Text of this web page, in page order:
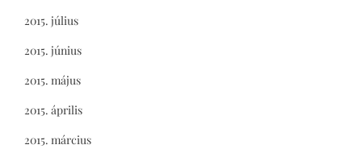
2015. július
2015. június
2015. május
2015. április
2015. március